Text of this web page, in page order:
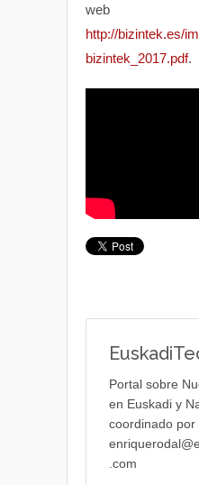
web
http://bizintek.es/
bizintek_2017.pdf.
Portal sobre
en Euskadi y
coordinado por
.com